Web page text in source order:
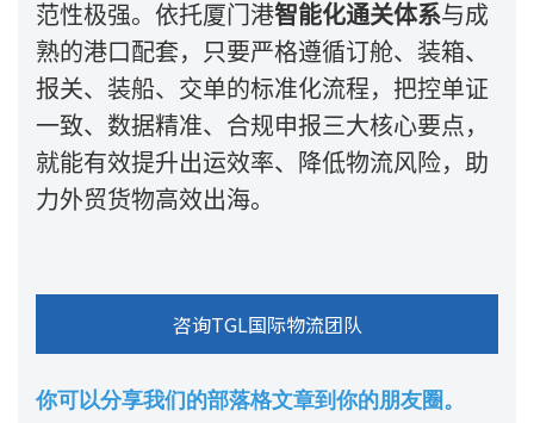
范性极强。依托厦门港智能化通关体系与成
熟的港口配套，只要严格遵循订舱、装箱、
报关、装船、交单的标准化流程，把控单证
一致、数据精准、合规申报三大核心要点，
就能有效提升出运效率、降低物流风险，助
力外贸货物高效出海。
你可以分享我们的部落格文章到你的朋友圈。